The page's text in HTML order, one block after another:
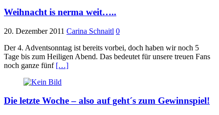
Weihnacht is nerma weit…..
20. Dezember 2011 Carina Schnaitl 0
Der 4. Adventsonntag ist bereits vorbei, doch haben wir noch 5
Tage bis zum Heiligen Abend. Das bedeutet für unsere treuen Fans
noch ganze fünf […]
Die letzte Woche – also auf geht´s zum Gewinnspiel!